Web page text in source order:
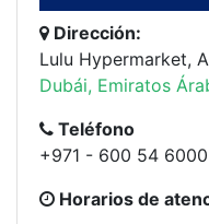
Dirección:
Lulu Hypermarket,
Dubái, Emiratos
Teléfono
+971 - 600 54 6000
Horarios de